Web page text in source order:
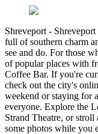
Shreveport -
full of southern charm
see and do. For those
of popular places with
Coffee Bar. If you're
check out the city's
weekend or staying for
everyone. Explore the
Strand Theatre, or
some photos while you